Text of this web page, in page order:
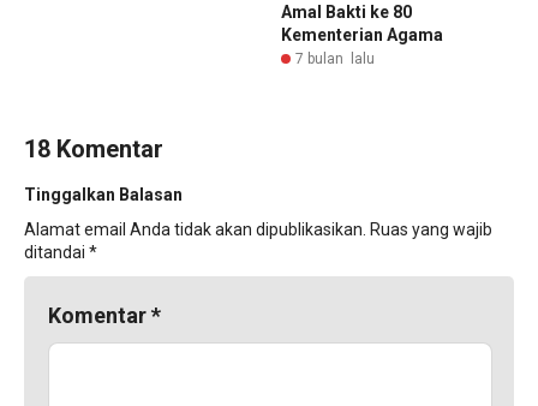
Amal Bakti ke 80
Kementerian Agama
7 bulan lalu
18 Komentar
Tinggalkan Balasan
Alamat email Anda tidak akan dipublikasikan. Ruas yang wajib
ditandai *
Komentar*